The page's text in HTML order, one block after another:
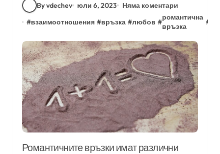
By vdechev юли 6, 2023
Няма коментари
#взаимоотношения #връзка #любов #
романтична
връзка
#
Романтичните връзки имат различни